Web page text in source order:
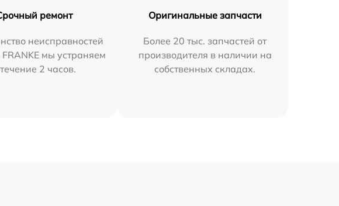
ремонт
неисправностей
мы устраняем
2 часов.
Оригинальные запчасти
Более 20 тыс. запчастей от
производителя в наличии на
собственных складах.